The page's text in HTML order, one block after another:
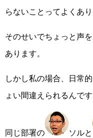
らないことってよくあり
そのせいでちょっと声
あります。
しかし私の場合、日常
ょい間違えられるんで
同じ部署の ソルと